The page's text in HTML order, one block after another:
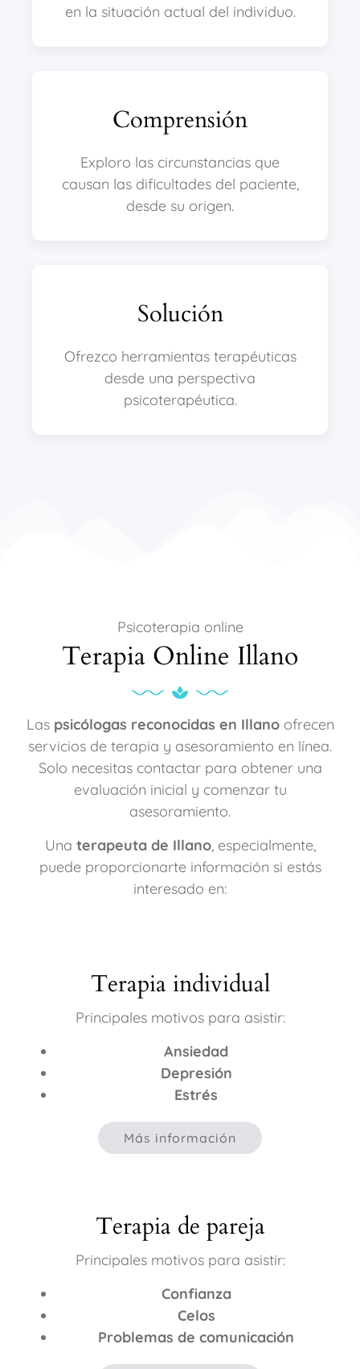
en la situación actual del individuo.
Comprensión
Exploro las circunstancias que
causan las dificultades del paciente,
desde su origen.
Solución
Ofrezco herramientas terapéuticas
desde una perspectiva
psicoterapéutica.
Psicoterapia online
Terapia Online Illano
Las psicólogas reconocidas en Illanoofrecen
servicios de terapia y asesoramiento en línea.
Solo necesitas contactar para obtener una
evaluación inicial y comenzar tu
asesoramiento.
Una terapeuta de Illano, especialmente,
puede proporcionarte información si estás
interesado en:
Terapia individual
Principales motivos para asistir:
Ansiedad
Depresión
Estrés
Más información
Terapia de pareja
Principales motivos para asistir:
Confianza
Celos
Problemas de comunicación